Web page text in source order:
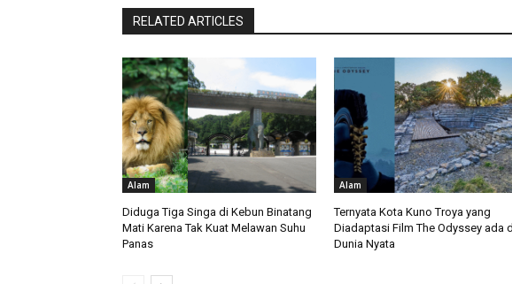
RELATED ARTICLES
Alam
Diduga Tiga Singa di Kebun Binatang
Mati Karena Tak Kuat Melawan Suhu
Panas
Alam
Ternyata Kota Kuno Troya yang
Diadaptasi Film The Odyssey ada
Dunia Nyata